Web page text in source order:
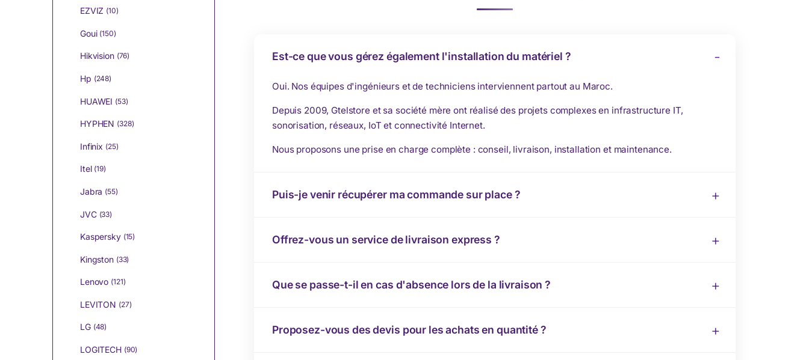
Est-ce que vous gérez également l'installation du matériel ?
Oui. Nos équipes d'ingénieurs et de techniciens interviennent partout au Maroc.
Depuis 2009, Gtelstore et sa société mère ont réalisé des projets complexes en infrastructure IT,
sonorisation, réseaux, IoT et connectivité Internet.
Nous proposons une prise en charge complète : conseil, livraison, installation et maintenance.
Puis-je venir récupérer ma commande sur place ?
Offrez-vous un service de livraison express ?
Que se passe-t-il en cas d'absence lors de la livraison ?
Proposez-vous des devis pour les achats en quantité ?
EZVIZ (10)
Goui (150)
Hikvision (76)
Hp (248)
HUAWEI (53)
HYPHEN (328)
Infinix (25)
Itel (19)
Jabra (55)
JVC (33)
Kaspersky (15)
Kingston (33)
Lenovo (121)
LEVITON (27)
LG (48)
LOGITECH (90)